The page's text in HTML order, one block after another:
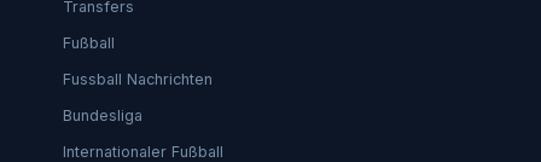
Transfers
Fußball
Fussball Nachrichten
Bundesliga
Internationaler Fußball